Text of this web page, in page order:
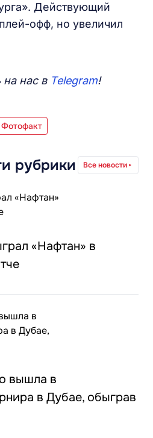
Действующий
офф, но увеличил
на нас в Telegram!
рубрики Все новости
«Нафтан» в
вышла в
в Дубае, обыграв